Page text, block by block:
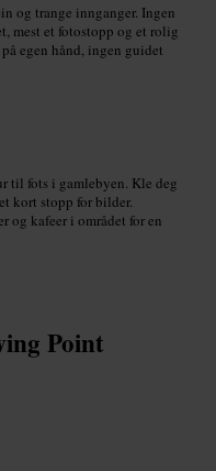
og trange innganger. Ingen
mest et fotostopp og et rolig
egen hånd, ingen guidet
til fots i gamlebyen. Kle deg
kort stopp for bilder.
og kafeer i området for en
Point